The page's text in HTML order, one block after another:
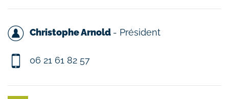
Christophe Arnold - Président
06 21 61 82 57